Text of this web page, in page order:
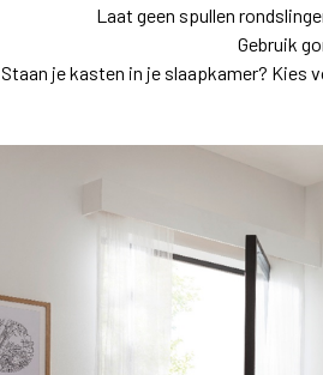
Laat geen spullen
Gebruik
Staan je kasten in je slaapkamer? Kies